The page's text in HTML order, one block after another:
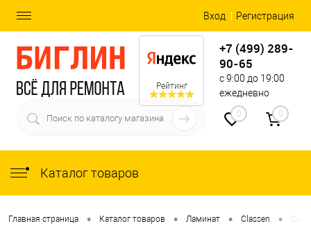
Вход Регистрация
Рейтинг
+7 (499) 289-
90-65
с 9:00 до 19:00
ежедневно
0 0
Каталог товаров
Главная страница • Каталог товаров • Ламинат • Classen •